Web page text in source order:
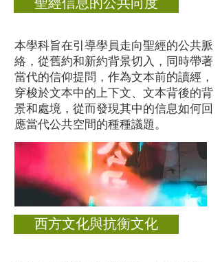
聖經信息的公共向度
本學科旨在引導學員走向聖經的公共脈
絡，從舊約和新約背景切入，同時帶著
當代的信仰提問，作為文本前的讀經，
穿梭於文本中的上下文、文本背後的背
景和處境，從而發現其中的信息如何回
應當代公共空間的種種議題。
西方文化與抗衡文化